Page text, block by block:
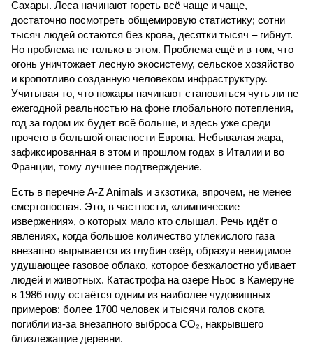
Сахары. Леса начинают гореть всё чаще и чаще,
достаточно посмотреть общемировую статистику; сотни
тысяч людей остаются без крова, десятки тысяч – гибнут.
Но проблема не только в этом. Проблема ещё и в том, что
огонь уничтожает лесную экосистему, сельское хозяйство
и кропотливо созданную человеком инфраструктуру.
Учитывая то, что пожары начинают становиться чуть ли не
ежегодной реальностью на фоне глобального потепления,
год за годом их будет всё больше, и здесь уже среди
прочего в большой опасности Европа. Небывалая жара,
зафиксированная в этом и прошлом годах в Италии и во
Франции, тому лучшее подтверждение.
Есть в перечне A-Z Animals и экзотика, впрочем, не менее
смертоносная. Это, в частности, «лимнические
извержения», о которых мало кто слышал. Речь идёт о
явлениях, когда большое количество углекислого газа
внезапно вырывается из глубин озёр, образуя невидимое
удушающее газовое облако, которое безжалостно убивает
людей и животных. Катастрофа на озере Ньос в Камеруне
в 1986 году остаётся одним из наиболее чудовищных
примеров: более 1700 человек и тысячи голов скота
погибли из-за внезапного выброса CO₂, накрывшего
близлежащие деревни.